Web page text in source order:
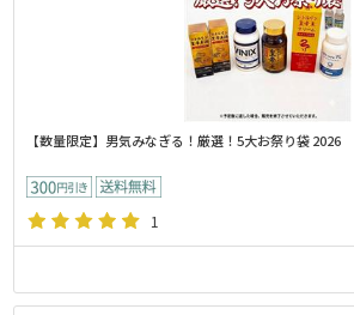
【数量限定】男気みなぎる！厳選！5大お祭り袋 2026
1